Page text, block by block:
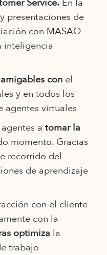
Service. En la
presentaciones de
con MASAO
inteligencia
con el
y en todos los
agentes virtuales
a tomar la
momento. Gracias
recorrido del
de aprendizaje
con el cliente
con la
optimiza la
trabajo